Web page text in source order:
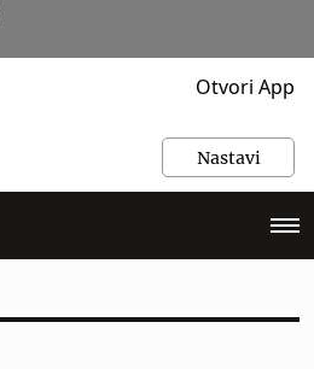
Otvori App
Nastavi